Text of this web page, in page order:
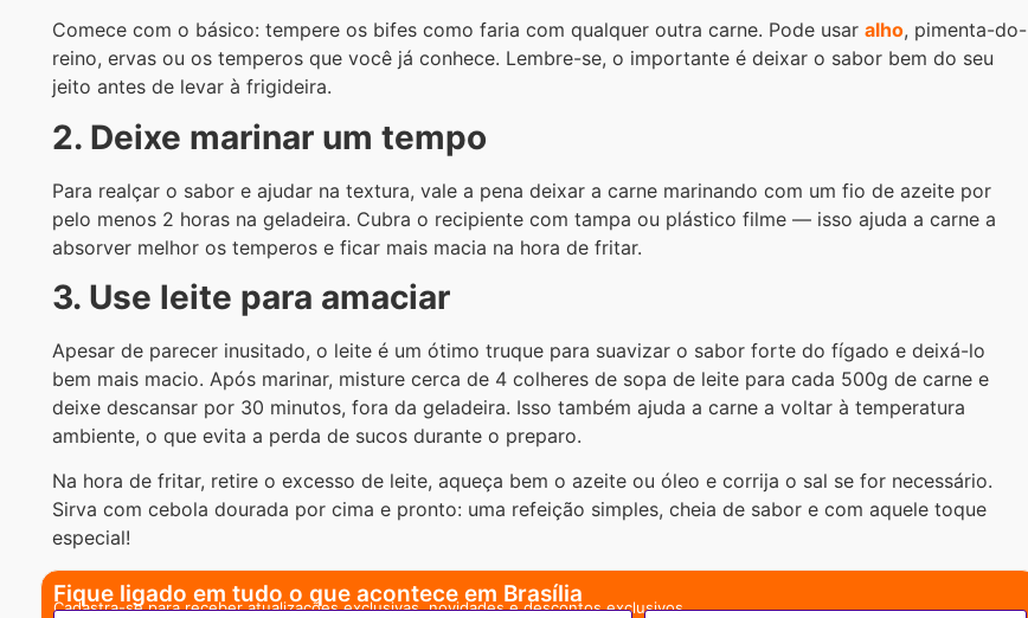
Comece com o básico: tempere os bifes como faria com qualquer outra carne. Pode usar alho, pimenta-do-
reino, ervas ou os temperos que você já conhece. Lembre-se, o importante é deixar o sabor bem do seu
jeito antes de levar à frigideira.
2. Deixe marinar um tempo
Para realçar o sabor e ajudar na textura, vale a pena deixar a carne marinando com um fio de azeite por
pelo menos 2 horas na geladeira. Cubra o recipiente com tampa ou plástico filme — isso ajuda a carne a
absorver melhor os temperos e ficar mais macia na hora de fritar.
3. Use leite para amaciar
Apesar de parecer inusitado, o leite é um ótimo truque para suavizar o sabor forte do fígado e deixá-lo
bem mais macio. Após marinar, misture cerca de 4 colheres de sopa de leite para cada 500g de carne e
deixe descansar por 30 minutos, fora da geladeira. Isso também ajuda a carne a voltar à temperatura
ambiente, o que evita a perda de sucos durante o preparo.
Na hora de fritar, retire o excesso de leite, aqueça bem o azeite ou óleo e corrija o sal se for necessário.
Sirva com cebola dourada por cima e pronto: uma refeição simples, cheia de sabor e com aquele toque
especial!
Fique ligado em tudo o que acontece em Brasília
Cadastra-se para receber atualizações exclusivas, novidades e descontos exclusivos.